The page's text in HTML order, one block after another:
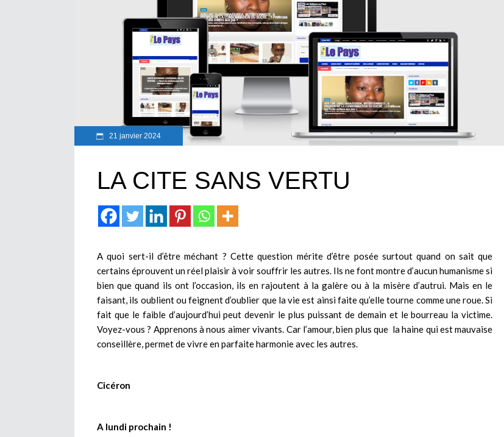
21 janvier 2024
LA CITE SANS VERTU
A quoi sert-il d’être méchant ? Cette question mérite d’être posée surtout quand on sait que
certains éprouvent un réel plaisir à voir souffrir les autres. Ils ne font montre d’aucun humanisme si
bien que quand ils ont l’occasion, ils en rajoutent à la galère ou à la misère d’autrui. Mais en le
faisant, ils oublient ou feignent d’oublier que la vie est ainsi faite qu’elle tourne comme une roue. Si
fait que le faible d’aujourd’hui peut devenir le plus puissant de demain et le bourreau la victime.
Voyez-vous ? Apprenons à nous aimer vivants. Car l’amour, bien plus que la haine qui est mauvaise
conseillère, permet de vivre en parfaite harmonie avec les autres.
Cicéron
A lundi prochain !